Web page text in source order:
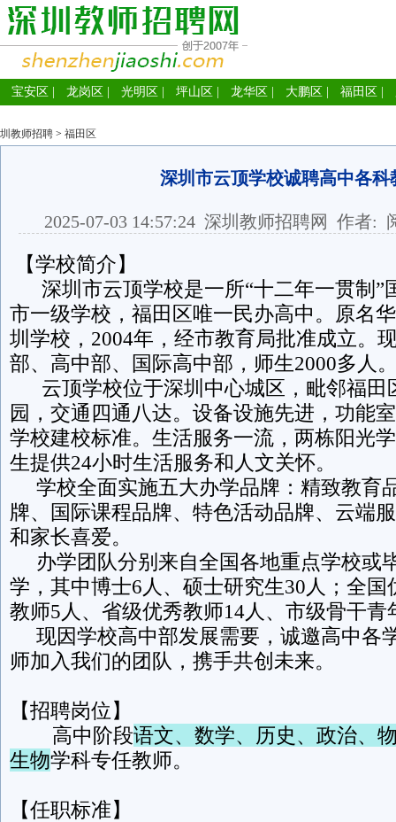
宝安区 龙岗区 光明区 坪山区 龙华区 大鹏区 福田区
圳教师招聘 > 福田区
深圳市云顶学校诚聘高中各科
2025-07-03 14:57:24 深圳教师招聘网 作者:
【学校简介】
深圳市云顶学校是一所“十二年一贯制”
市一级学校，福田区唯一民办高中。原名
圳学校，2004年，经市教育局批准成立。
部、高中部、国际高中部，师生2000多人
云顶学校位于深圳中心城区，毗邻福田
园，交通四通八达。设备设施先进，功能
学校建校标准。生活服务一流，两栋阳光
生提供24小时生活服务和人文关怀。
学校全面实施五大办学品牌：精致教育
牌、国际课程品牌、特色活动品牌、云端
和家长喜爱。
办学团队分别来自全国各地重点学校或
学，其中博士6人、硕士研究生30人；全国
教师5人、省级优秀教师14人、市级骨干青
现因学校高中部发展需要，诚邀高中各
师加入我们的团队，携手共创未来。
【招聘岗位】
高中阶段语文、数学、历史、政治、
生物学科专任教师。
【任职标准】